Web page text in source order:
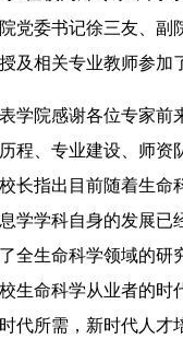
党委书记徐三友、副
及相关专业教师参加
学院感谢各位专家前
程、专业建设、师资
长指出目前随着生命
学学科自身的发展已
全生命科学领域的研
生命科学从业者的时
代所需，新时代人才